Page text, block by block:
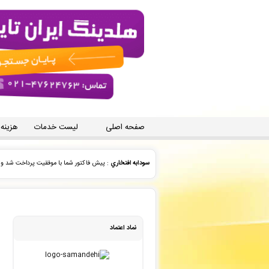
صفحه اصلی لیست خدمات
آتیه حاتمی: سفارش ویراستاری فنی شما بررسی و پیش
سویل عسگری: سفارش چاپ و نشر کتاب شما ثبت شد به
: پیش فاکتور شما با موفقیت پرداخت شد و
نماد اعتماد